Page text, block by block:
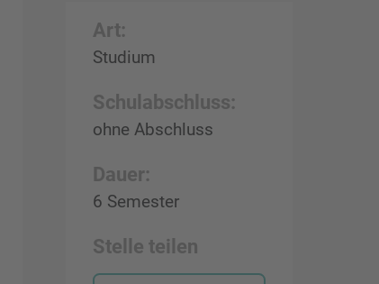
Art:
Studium
Schulabschluss:
ohne Abschluss
Dauer:
6 Semester
Stelle teilen